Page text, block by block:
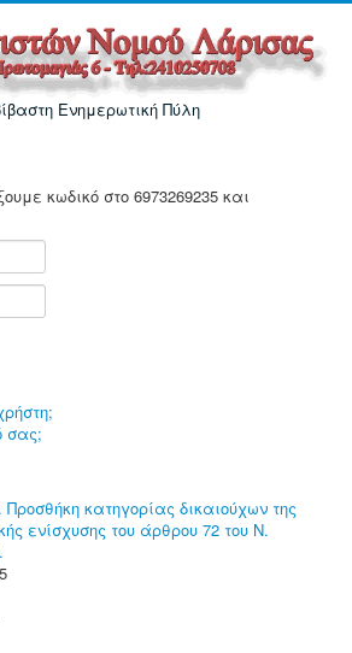
Ενημερωτική Πύλη
κωδικό στο 6973269235 και
σας;
κατηγορίας δικαιούχων της
ενίσχυσης του άρθρου 72 του Ν.